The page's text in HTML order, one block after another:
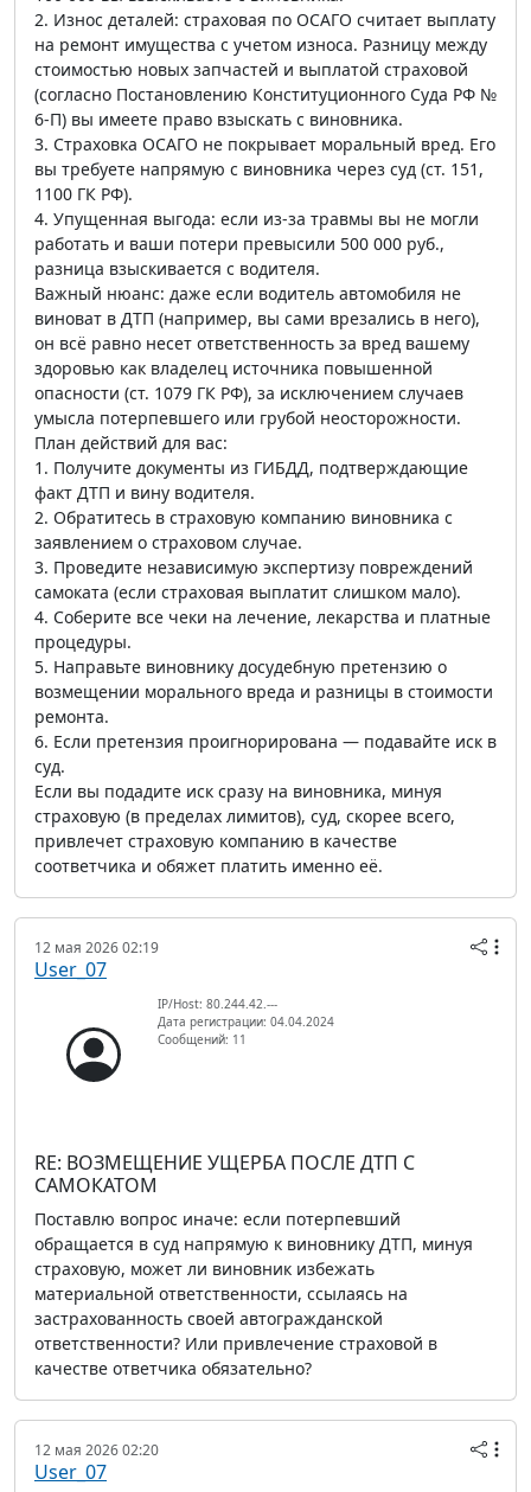
2. Износ деталей: страховая по ОСАГО считает выплату
на ремонт имущества с учетом износа. Разницу между
стоимостью новых запчастей и выплатой страховой
(согласно Постановлению Конституционного Суда РФ №
6-П) вы имеете право взыскать с виновника.
3. Страховка ОСАГО не покрывает моральный вред. Его
вы требуете напрямую с виновника через суд (ст. 151,
1100 ГК РФ).
4. Упущенная выгода: если из-за травмы вы не могли
работать и ваши потери превысили 500 000 руб.,
разница взыскивается с водителя.
Важный нюанс: даже если водитель автомобиля не
виноват в ДТП (например, вы сами врезались в него),
он всё равно несет ответственность за вред вашему
здоровью как владелец источника повышенной
опасности (ст. 1079 ГК РФ), за исключением случаев
умысла потерпевшего или грубой неосторожности.
План действий для вас:
1. Получите документы из ГИБДД, подтверждающие
факт ДТП и вину водителя.
2. Обратитесь в страховую компанию виновника с
заявлением о страховом случае.
3. Проведите независимую экспертизу повреждений
самоката (если страховая выплатит слишком мало).
4. Соберите все чеки на лечение, лекарства и платные
процедуры.
5. Направьте виновнику досудебную претензию о
возмещении морального вреда и разницы в стоимости
ремонта.
6. Если претензия проигнорирована — подавайте иск в
суд.
Если вы подадите иск сразу на виновника, минуя
страховую (в пределах лимитов), суд, скорее всего,
привлечет страховую компанию в качестве
соответчика и обяжет платить именно её.
12 мая 2026 02:19
User_07
IP/Host: 80.244.42.---
Дата регистрации: 04.04.2024
Сообщений: 11
RE: ВОЗМЕЩЕНИЕ УЩЕРБА ПОСЛЕ ДТП С
САМОКАТОМ
Поставлю вопрос иначе: если потерпевший
обращается в суд напрямую к виновнику ДТП, минуя
страховую, может ли виновник избежать
материальной ответственности, ссылаясь на
застрахованность своей автогражданской
ответственности? Или привлечение страховой в
качестве ответчика обязательно?
12 мая 2026 02:20
User_07